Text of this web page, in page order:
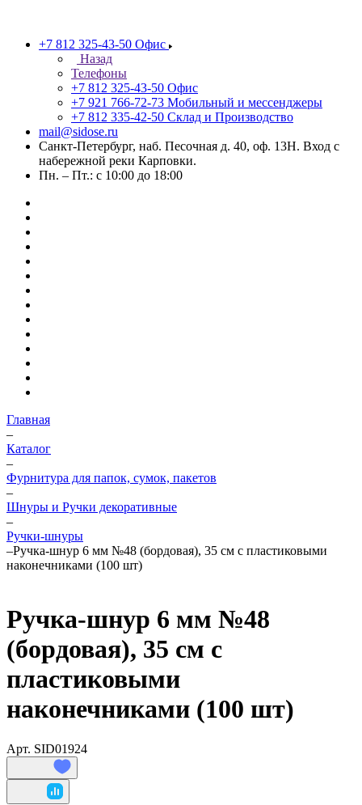
+7 812 325-43-50 Офис
Назад
Телефоны
+7 812 325-43-50 Офис
+7 921 766-72-73 Мобильный и мессенджеры
+7 812 335-42-50 Склад и Производство
mail@sidose.ru
Санкт-Петербург, наб. Песочная д. 40, оф. 13Н. Вход с
набережной реки Карповки.
Пн. – Пт.: с 10:00 до 18:00
Главная
–
Каталог
–
Фурнитура для папок, сумок, пакетов
–
Шнуры и Ручки декоративные
–
Ручки-шнуры
–Ручка-шнур 6 мм №48 (бордовая), 35 см с пластиковыми
наконечниками (100 шт)
Ручка-шнур 6 мм №48
(бордовая), 35 см с
пластиковыми
наконечниками (100 шт)
Арт. SID01924